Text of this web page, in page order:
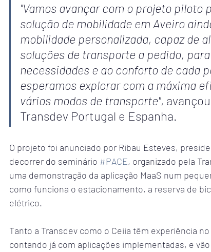
"Vamos avançar com o projeto piloto
solução de mobilidade em Aveiro
mobilidade personalizada, capaz de
soluções de transporte a pedido,
necessidades e ao conforto de cada
esperamos explorar com a máxima
vários modos de transporte",
Transdev Portugal e Espanha.
O projeto foi anunciado por Ribau Esteves,
decorrer do seminário #PACE, organizado pela
uma demonstração da aplicação MaaS num
como funciona o estacionamento, a reserva de
elétrico.
Tanto a Transdev como o Ceiia têm experiência
contando já com aplicações implementadas, e